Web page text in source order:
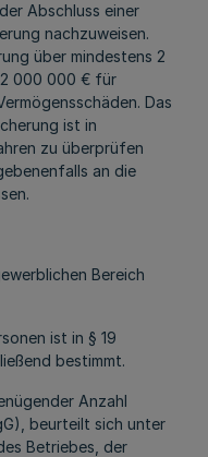
Abschluss einer
nachzuweisen.
über mindestens 2
000 000 € für
Das
ist in
zu überprüfen
an die
Bereich
ist in § 19
bestimmt.
Anzahl
beurteilt sich unter
Betriebes, der